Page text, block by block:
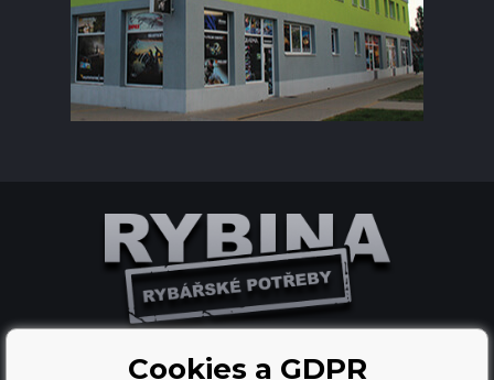
Ecommerce solutions
Cookies a GDPR